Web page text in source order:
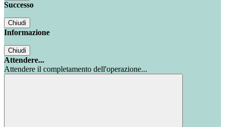
Successo
Chiudi
Informazione
Chiudi
Attendere...
Attendere il completamento dell'operazione...